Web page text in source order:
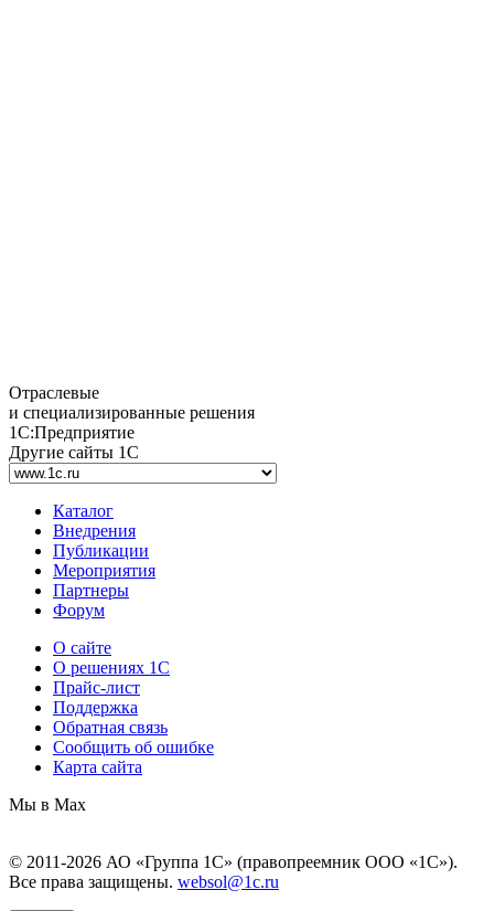
Отраслевые
и специализированные решения
1С:Предприятие
Другие сайты 1С
Каталог
Внедрения
Публикации
Мероприятия
Партнеры
Форум
О сайте
О решениях 1С
Прайс-лист
Поддержка
Обратная связь
Сообщить об ошибке
Карта сайта
Мы в Max
© 2011-2026 АО «Группа 1С» (правопреемник ООО «1С»).
Все права защищены. websol@1c.ru